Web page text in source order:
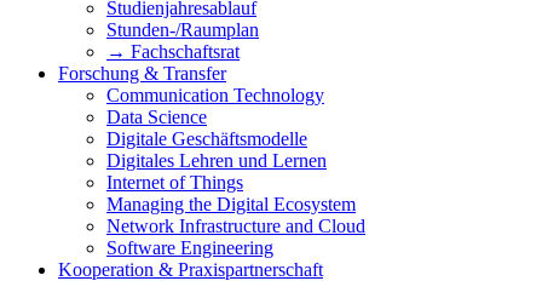
Studienjahresablauf
Stunden-/Raumplan
→ Fachschaftsrat
Forschung & Transfer
Communication Technology
Data Science
Digitale Geschäftsmodelle
Digitales Lehren und Lernen
Internet of Things
Managing the Digital Ecosystem
Network Infrastructure and Cloud
Software Engineering
Kooperation & Praxispartnerschaft